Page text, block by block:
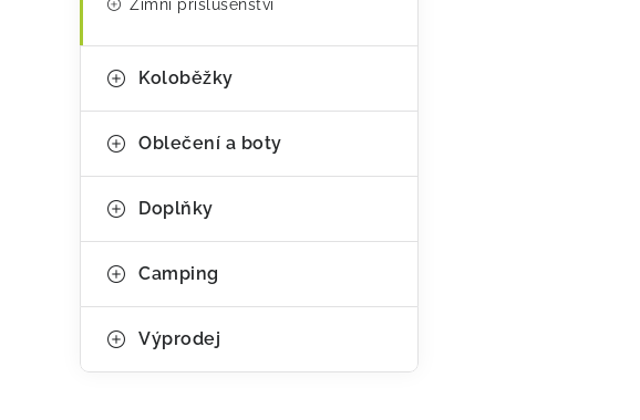
Zimní příslušenství
Koloběžky
Oblečení a boty
Doplňky
Camping
Výprodej